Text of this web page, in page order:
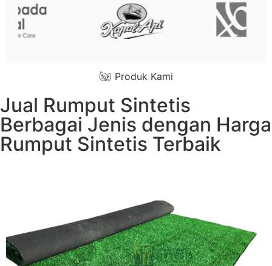
Produk Kami
Jual Rumput Sintetis
Berbagai Jenis dengan Harga
Rumput Sintetis Terbaik